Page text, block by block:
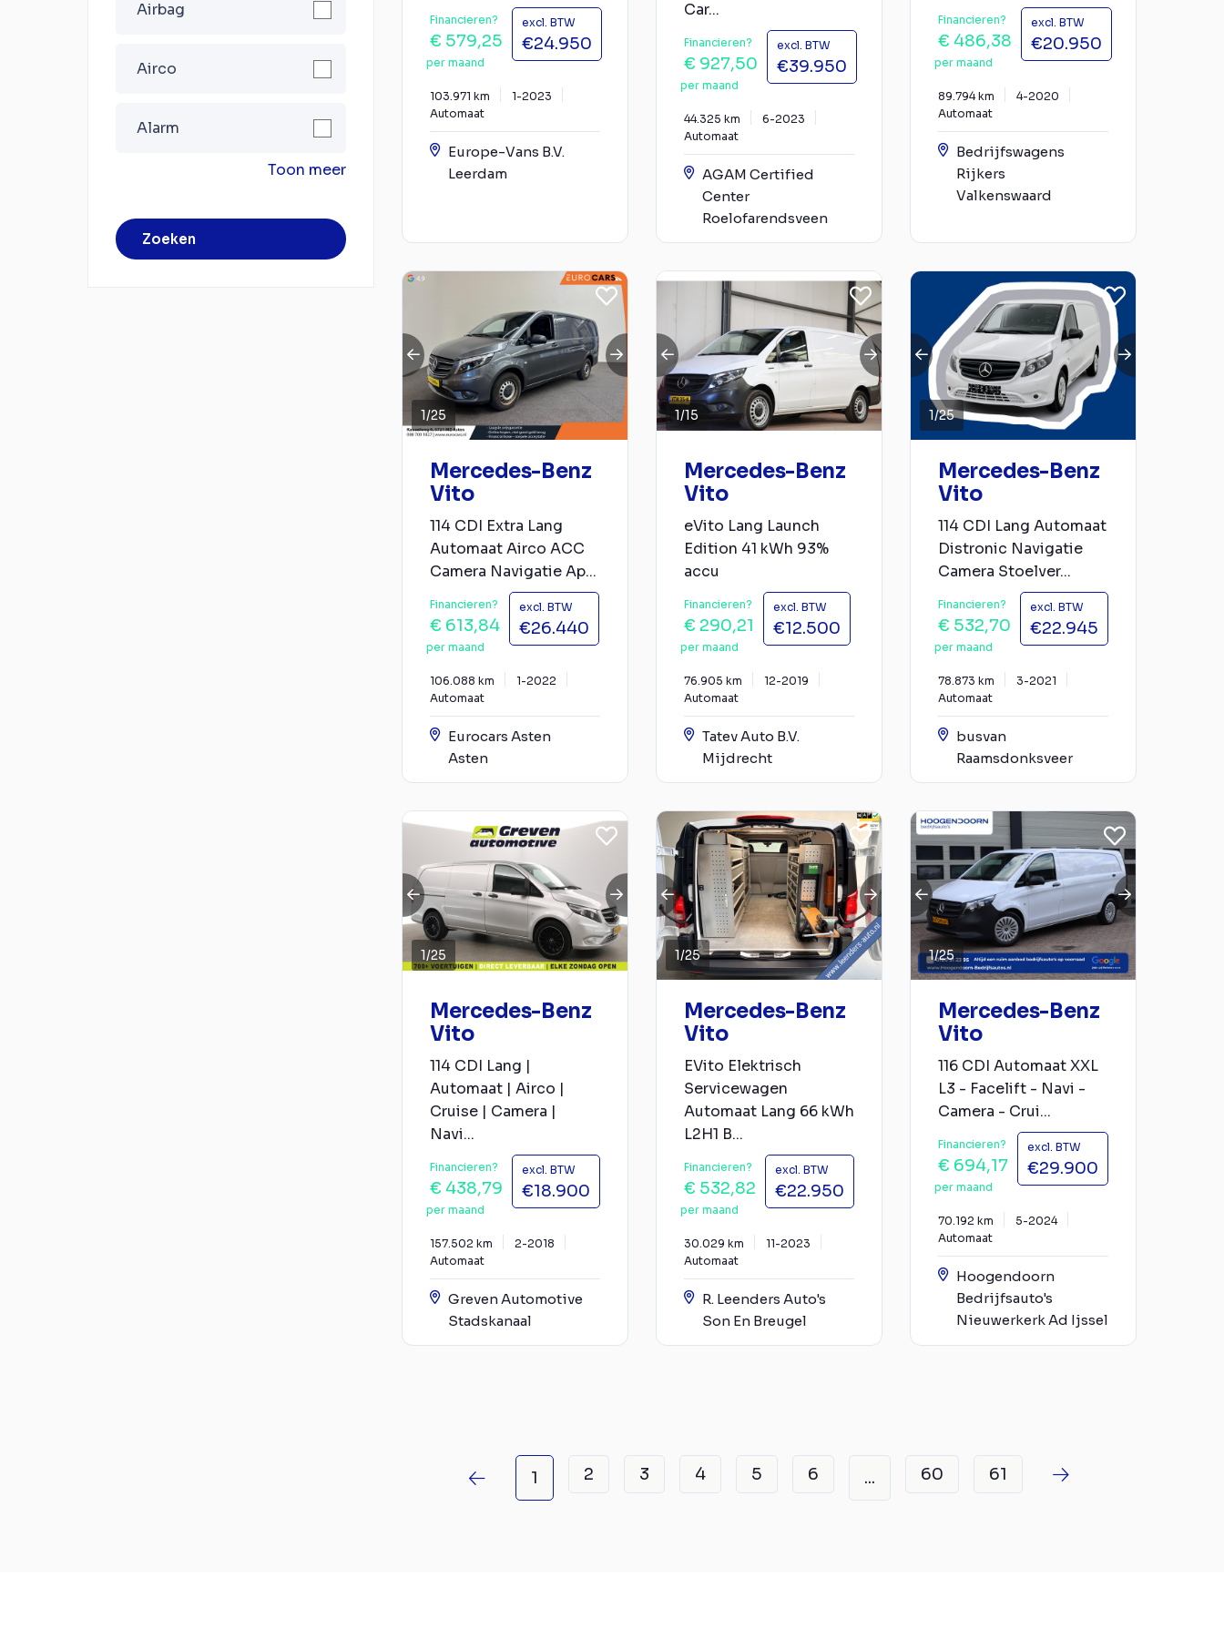
Airbag
Airco
Alarm
Toon meer
Zoeken
Financieren?
€ 579,25
per maand
excl. BTW
€24.950
103.971 km
1-2023
Automaat
Europe-Vans B.V.
Leerdam
Car...
Financieren?
€ 927,50
per maand
excl. BTW
€39.950
44.325 km
6-2023
Automaat
AGAM Certified
Center
Roelofarendsveen
Financieren?
€ 486,38
per maand
excl. BTW
€20.950
89.794 km
4-2020
Automaat
Bedrijfswagens
Rijkers
Valkenswaard
1/25
Mercedes-Benz
Vito
114 CDI Extra Lang
Automaat Airco ACC
Camera Navigatie Ap...
Financieren?
€ 613,84
per maand
excl. BTW
€26.440
106.088 km
1-2022
Automaat
Eurocars Asten
Asten
1/15
Mercedes-Benz
Vito
eVito Lang Launch
Edition 41 kWh 93%
accu
Financieren?
€ 290,21
per maand
excl. BTW
€12.500
76.905 km
12-2019
Automaat
Tatev Auto B.V.
Mijdrecht
1/25
Mercedes-Benz
Vito
114 CDI Lang Automaat
Distronic Navigatie
Camera Stoelver...
Financieren?
€ 532,70
per maand
excl. BTW
€22.945
78.873 km
3-2021
Automaat
busvan
Raamsdonksveer
1/25
Mercedes-Benz
Vito
114 CDI Lang |
Automaat | Airco |
Cruise | Camera |
Navi...
Financieren?
€ 438,79
per maand
excl. BTW
€18.900
157.502 km
2-2018
Automaat
Greven Automotive
Stadskanaal
1/25
Mercedes-Benz
Vito
EVito Elektrisch
Servicewagen
Automaat Lang 66 kWh
L2H1 B...
Financieren?
€ 532,82
per maand
excl. BTW
€22.950
30.029 km
11-2023
Automaat
R. Leenders Auto's
Son En Breugel
1/25
Mercedes-Benz
Vito
116 CDI Automaat XXL
L3 - Facelift - Navi -
Camera - Crui...
Financieren?
€ 694,17
per maand
excl. BTW
€29.900
70.192 km
5-2024
Automaat
Hoogendoorn
Bedrijfsauto's
Nieuwerkerk Ad Ijssel
1 2 3 4 5 6 ... 60 61